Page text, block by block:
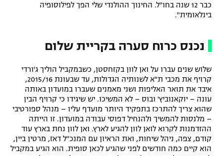
כבר 12 שנה בחו"ל. החינוך ההולנדי שלי הפך לפילוסופיה
בינלאומית".
נכנס כרוח סערה בקריית שלום
שלוש שנים עברו על ואן לוון בקזחסטן, כשבמקביל הוליך ג'ורדי
קרויף את מכבי ת"א לשנותיה הגדולות, עד שבעונת 2015/16,
איבד את תואר האליפות ושני מאמנים שעברו במועדון באותה
עונה – יוקאנוביץ' ובוס – לא המשיכו. יש שיגידו כי קרויף הבין
שהוא צריך להתרכז בתפקיד היותר מועדף עליו – מנהל ספורטיבי
– מלנסות להמשיך ולהנחיל דפוסי עבודה במועדון. זו הייתה
ההזדמנות לקרוא לואן לוון להגיע לארץ. ואן לוון נחת בארץ עוד
קודם, צפה, ניהל שיחות, ואת הראיון עם המנכ"ל דאז, מרטין ביין,
הוא קיים כמה חודשים לפני שהגיע לכאן סופית. הוא הגיע במקביל